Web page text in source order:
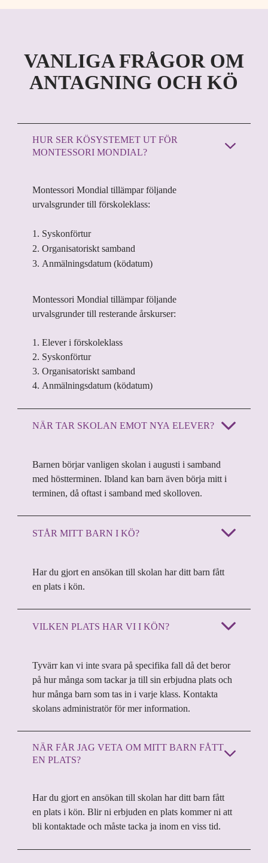
VANLIGA FRÅGOR OM
ANTAGNING OCH KÖ
HUR SER KÖSYSTEMET UT FÖR
MONTESSORI MONDIAL?
Montessori Mondial tillämpar följande
urvalsgrunder till förskoleklass:
1. Syskonförtur
2. Organisatoriskt samband
3. Anmälningsdatum (ködatum)
Montessori Mondial tillämpar följande
urvalsgrunder till resterande årskurser:
1. Elever i förskoleklass
2. Syskonförtur
3. Organisatoriskt samband
4. Anmälningsdatum (ködatum)
NÄR TAR SKOLAN EMOT NYA ELEVER?
Barnen börjar vanligen skolan i augusti i samband
med höstterminen. Ibland kan barn även börja mitt i
terminen, då oftast i samband med skolloven.
STÅR MITT BARN I KÖ?
Har du gjort en ansökan till skolan har ditt barn fått
en plats i kön.
VILKEN PLATS HAR VI I KÖN?
Tyvärr kan vi inte svara på specifika fall då det beror
på hur många som tackar ja till sin erbjudna plats och
hur många barn som tas in i varje klass. Kontakta
skolans administratör för mer information.
NÄR FÅR JAG VETA OM MITT BARN FÅTT
EN PLATS?
Har du gjort en ansökan till skolan har ditt barn fått
en plats i kön. Blir ni erbjuden en plats kommer ni att
bli kontaktade och måste tacka ja inom en viss tid.